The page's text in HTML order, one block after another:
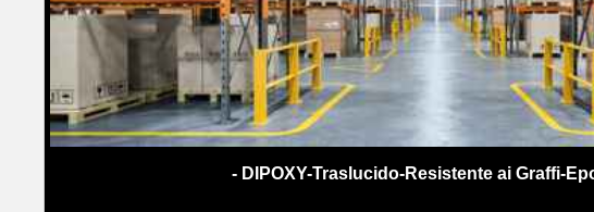
- DIPOXY-Traslucido-Resistente ai Graffi-